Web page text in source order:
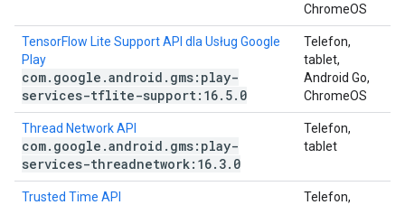
ChromeOS
TensorFlow Lite Support API dla Usług Google
Play
com. google .android . gms:play-
services-tflite-support:16. 5. 0
Telefon,
tablet,
Android Go,
ChromeOS
Thread Network API
com. google .android . gms:play-
services-threadnetwork:16. 3. 0
Telefon,
tablet
Trusted Time API
Telefon,